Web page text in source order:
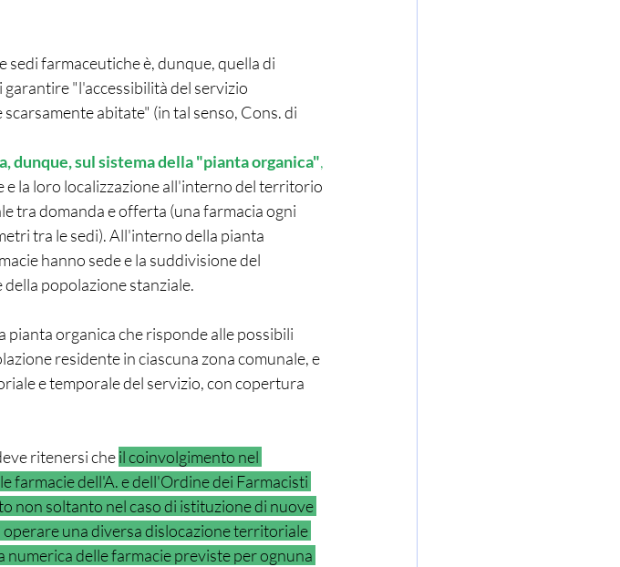
farmaceutiche è, dunque, quella di
"l'accessibilità del servizio
abitate" (in tal senso, Cons. di
dunque, sul sistema della "pianta organica",
e la loro localizzazione all'interno del territorio
tra domanda e offerta (una farmacia ogni
tra le sedi). All'interno della pianta
hanno sede e la suddivisione del
popolazione stanziale.
pianta organica che risponde alle possibili
residente in ciascuna zona comunale, e
e temporale del servizio, con copertura
ritenersi che il coinvolgimento nel
farmacie dell'A. e dell'Ordine dei Farmacisti
non soltanto nel caso di istituzione di nuove
una diversa dislocazione territoriale
delle farmacie previste per ognuna